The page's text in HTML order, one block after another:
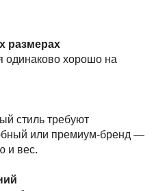
размерах
одинаково хорошо на
стиль требуют
или премиум-бренд —
и вес.